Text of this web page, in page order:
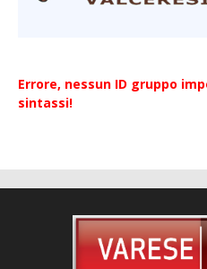
Errore, nessun ID gruppo
sintassi!